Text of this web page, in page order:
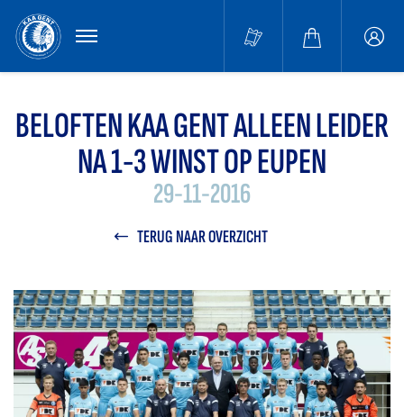
MENU
BELOFTEN KAA GENT ALLEEN LEIDER
NA 1-3 WINST OP EUPEN
29-11-2016
TERUG NAAR OVERZICHT